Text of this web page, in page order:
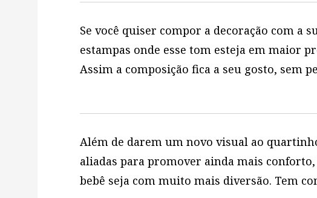
Se você quiser compor a decoração com a
estampas onde esse tom esteja em maior
Assim a composição fica a seu gosto, sem
Além de darem um novo visual ao
aliadas para promover ainda mais
bebê seja com muito mais diversão. Tem